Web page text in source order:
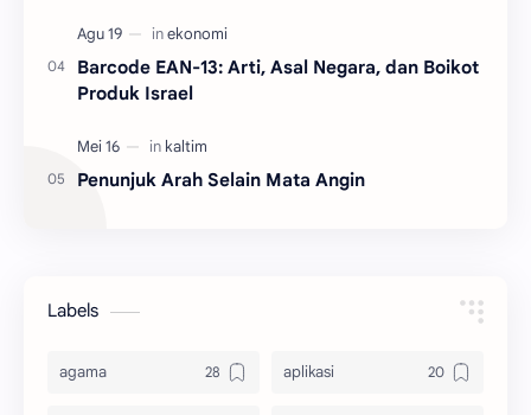
Barcode EAN-13: Arti, Asal Negara, dan Boikot
Produk Israel
Penunjuk Arah Selain Mata Angin
Labels
agama aplikasi